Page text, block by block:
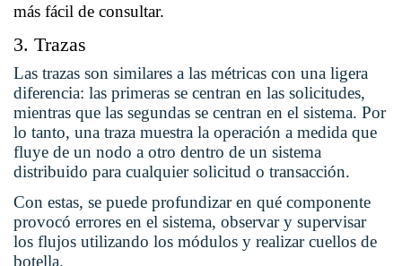
más fácil de consultar.
3. Trazas
Las trazas son similares a las métricas con una ligera
diferencia: las primeras se centran en las solicitudes,
mientras que las segundas se centran en el sistema. Por
lo tanto, una traza muestra la operación a medida que
fluye de un nodo a otro dentro de un sistema
distribuido para cualquier solicitud o transacción.
Con estas, se puede profundizar en qué componente
provocó errores en el sistema, observar y supervisar
los flujos utilizando los módulos y realizar cuellos de
botella.